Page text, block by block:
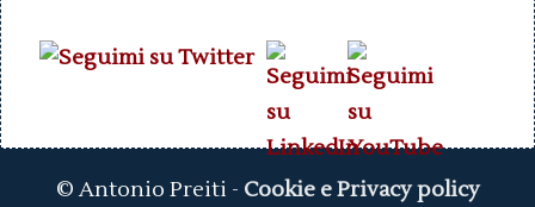
© Antonio Preiti - Cookie e Privacy policy